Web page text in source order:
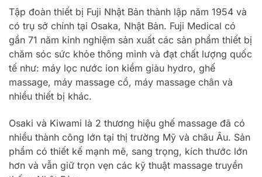
Tập đoàn thiết bị Fuji Nhật Bản thành lập năm 1954 và
có trụ sở chính tại Osaka, Nhật Bản. Fuji Medical có
gần 71 năm kinh nghiệm sản xuất các sản phẩm thiết bị
chăm sóc sức khỏe thông minh và đạt chất lượng quốc
tế như: máy lọc nước ion kiềm giàu hydro, ghế
massage, máy massage cổ, máy massage chân và
nhiều thiết bị khác.
Osaki và Kiwami là 2 thương hiệu ghế massage đã có
nhiều thành công lớn tại thị trường Mỹ và châu Âu. Sản
phẩm có thiết kế mạnh mẽ, sang trọng, kích thước lớn
hơn và vẫn giữ trọn vẹn các kỹ thuật massage truyền